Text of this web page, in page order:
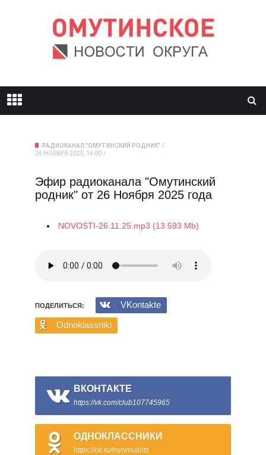
РАДИОКАНАЛ "ОМУТИНСКИЙ РОДНИК"
26 НОЯБРЯ 2025, 14:00
Эфир радиоканала "Омутинский
родник" от 26 Ноября 2025 года
NOVOSTI-26.11.25.mp3 (13.593 Mb)
ПОДЕЛИТЬСЯ:
VKontakte
Odnoklassniki
ВКОНТАКТЕ
https://vk.com/club107745965
ОДНОКЛАССНИКИ
https://ok.ru/myomutints